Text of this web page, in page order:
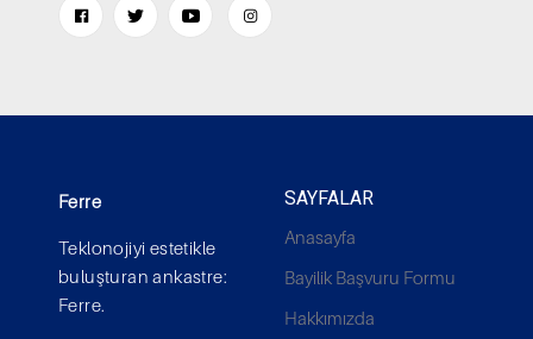
Ferre
Teklonojiyi estetikle
buluşturan ankastre:
Ferre.
SAYFALAR
Anasayfa
Bayilik Başvuru Formu
Hakkımızda